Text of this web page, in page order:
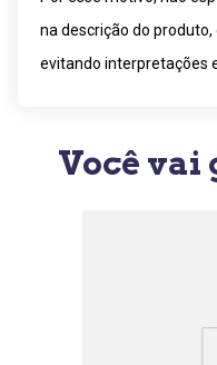
na descrição do
evitando interpretações
Você vai